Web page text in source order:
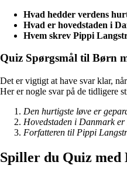
Hvad hedder verdens
Hvad er hovedstaden i
Hvem skrev Pippi
Quiz Spørgsmål til Børn
Det er vigtigt at have svar klar,
Her er nogle svar på de tidligere
Den hurtigste løve er
Hovedstaden i Danmark er
Forfatteren til Pippi
Spiller du Quiz med